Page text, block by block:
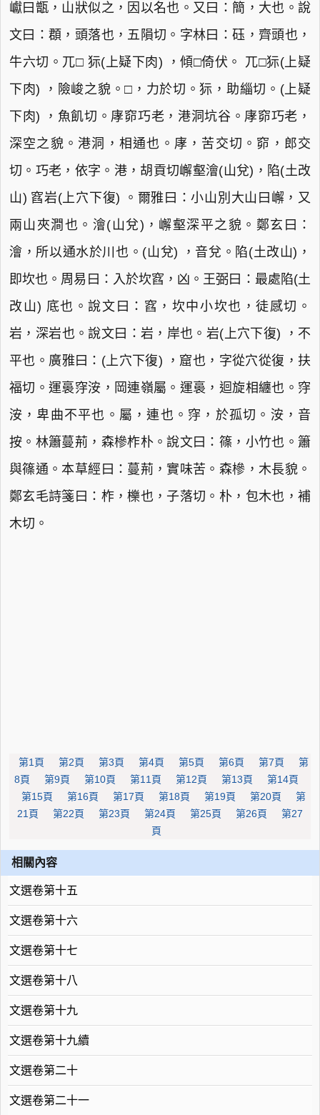
巘曰甑，山狀似之，因以名也。又曰：簡，大也。說
文曰：頵，頭落也，五隕切。字林曰：砡，齊頭也，
牛六切。兀□ 狋(上疑下肉) ，傾□倚伏。 兀□狋(上疑
下肉) ，險峻之貌。□，力於切。狋，助緇切。(上疑
下肉) ，魚飢切。庨窌巧老，港洞坑谷。庨窌巧老，
深空之貌。港洞，相通也。庨，苦交切。窌，郎交
切。巧老，依字。港，胡貢切嶰壑澮(山兌)，陷(土改
山) 窞岩(上穴下復) 。爾雅曰：小山別大山曰嶰，又
兩山夾澗也。澮(山兌)，嶰壑深平之貌。鄭玄曰：
澮，所以通水於川也。(山兌) ，音兌。陷(土改山)，
即坎也。周易曰：入於坎窞，凶。王弼曰：最處陷(土
改山) 底也。說文曰：窞，坎中小坎也，徒感切。
岩，深岩也。說文曰：岩，岸也。岩(上穴下復) ，不
平也。廣雅曰：(上穴下復) ，窟也，字從穴從復，扶
福切。運裛窏洝，岡連嶺屬。運裛，迴旋相纏也。窏
洝，卑曲不平也。屬，連也。窏，於孤切。洝，音
按。林簫蔓荊，森槮柞朴。說文曰：篠，小竹也。簫
與篠通。本草經曰：蔓荊，實味苦。森槮，木長貌。
鄭玄毛詩箋曰：柞，櫟也，子落切。朴，包木也，補
木切。
第1頁 第2頁 第3頁 第4頁 第5頁 第6頁 第7頁
第
8頁
第9頁 第10頁 第11頁 第12頁 第13頁
第14頁
第15頁
第16頁 第17頁 第18頁 第19頁 第20頁
第
21頁
第22頁 第23頁 第24頁 第25頁 第26頁
第27
頁
相關內容
文選卷第十五
文選卷第十六
文選卷第十七
文選卷第十八
文選卷第十九
文選卷第十九續
文選卷第二十
文選卷第二十一